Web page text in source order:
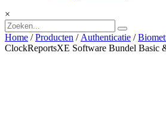
×
Home /Producten /Authenticatie /
ClockReportsXE Software Bundel Basic